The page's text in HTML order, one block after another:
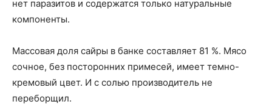
нет паразитов и содержатся только натуральные
компоненты.
Массовая доля сайры в банке составляет 81 %. Мясо
сочное, без посторонних примесей, имеет темно-
кремовый цвет. И с солью производитель не
переборщил.